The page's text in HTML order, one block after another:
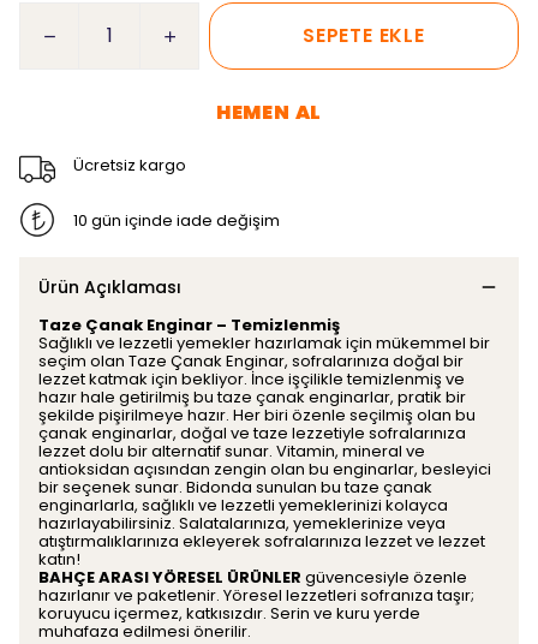
SEPETE EKLE
HEMEN AL
Ücretsiz kargo
10 gün içinde iade değişim
Ürün Açıklaması
Taze Çanak Enginar – Temizlenmiş
Sağlıklı ve lezzetli yemekler hazırlamak için mükemmel bir
seçim olan Taze Çanak Enginar, sofralarınıza doğal bir
lezzet katmak için bekliyor. İnce işçilikle temizlenmiş ve
hazır hale getirilmiş bu taze çanak enginarlar, pratik bir
şekilde pişirilmeye hazır. Her biri özenle seçilmiş olan bu
çanak enginarlar, doğal ve taze lezzetiyle sofralarınıza
lezzet dolu bir alternatif sunar. Vitamin, mineral ve
antioksidan açısından zengin olan bu enginarlar, besleyici
bir seçenek sunar. Bidonda sunulan bu taze çanak
enginarlarla, sağlıklı ve lezzetli yemeklerinizi kolayca
hazırlayabilirsiniz. Salatalarınıza, yemeklerinize veya
atıştırmalıklarınıza ekleyerek sofralarınıza lezzet ve lezzet
katın!
BAHÇE ARASI YÖRESEL ÜRÜNLER güvencesiyle özenle
hazırlanır ve paketlenir. Yöresel lezzetleri sofranıza taşır;
koruyucu içermez, katkısızdır. Serin ve kuru yerde
muhafaza edilmesi önerilir.